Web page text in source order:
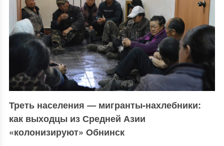
Треть населения —мигранты-нахлебники:
как выходцы из Средней Азии
«колонизируют» Обнинск